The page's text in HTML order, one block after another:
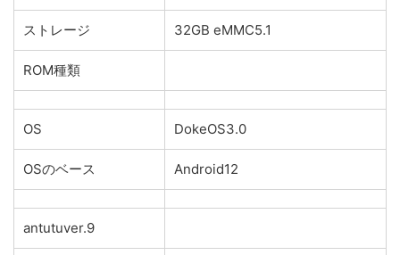
ストレージ 32GB eMMC5.1
ROM種類
OS DokeOS3.0
OSのベース Android12
antutuver.9